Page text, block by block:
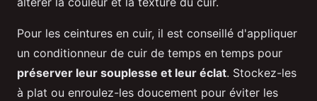
Pour les ceintures en cuir, il est conseillé d'appliquer
un conditionneur de cuir de temps en temps pour
préserver leur souplesse et leur éclat. Stockez-les
à plat ou enroulez-les doucement pour éviter les